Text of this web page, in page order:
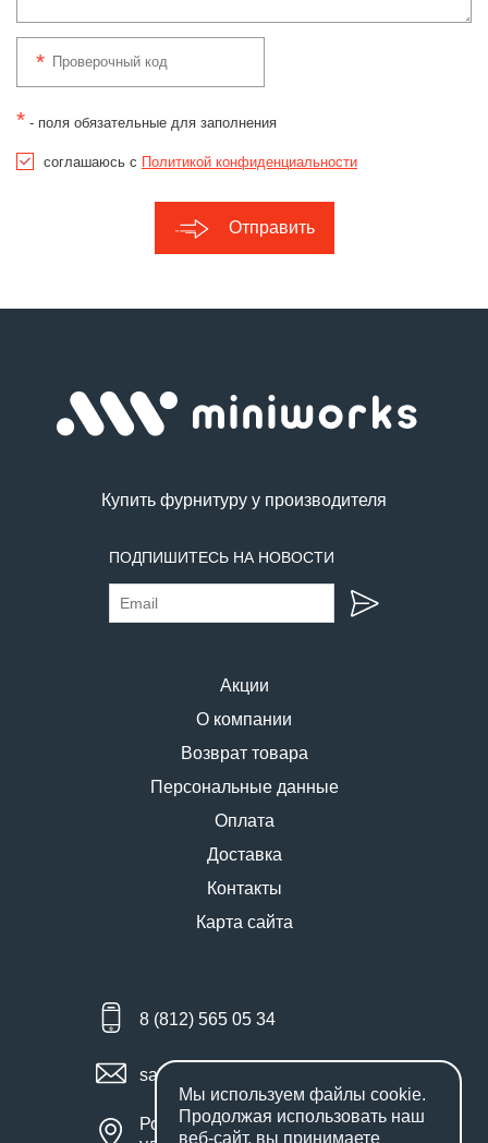
* - поля обязательные для заполнения
соглашаюсь с Политикой конфиденциальности
Отправить
Купить фурнитуру у производителя
ПОДПИШИТЕСЬ НА НОВОСТИ
Акции
О компании
Возврат товара
Персональные данные
Оплата
Доставка
Контакты
Карта сайта
8 (812) 565 05 34
sales@miniworks.ru
Россия, Санкт-Петербург,
Мы используем файлы cookie.
Продолжая использовать наш
веб-сайт, вы принимаете